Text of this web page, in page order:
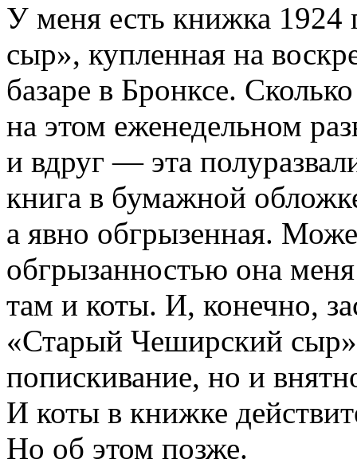
У меня есть книжка 1924
сыр», купленная на
базаре в Бронксе.
на этом еженедельном
и вдруг — эта
книга в бумажной
а явно обгрызенная.
обгрызанностью она
там и коты. И, конечно,
«Старый Чеширский
попискивание, но и
И коты в книжке
Но об этом позже.